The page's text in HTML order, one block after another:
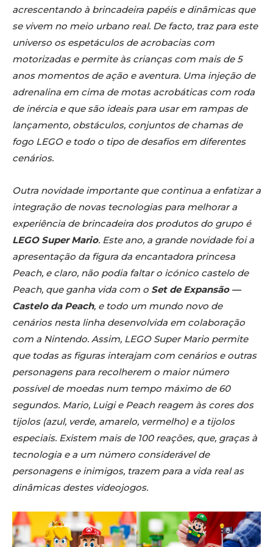
acrescentando à brincadeira papéis e dinâmicas que
se vivem no meio urbano real. De facto, traz para este
universo os espetáculos de acrobacias com
motorizadas e permite às crianças com mais de 5
anos momentos de ação e aventura. Uma injeção de
adrenalina em cima de motas acrobáticas com roda
de inércia e que são ideais para usar em rampas de
lançamento, obstáculos, conjuntos de chamas de
fogo LEGO e todo o tipo de desafios em diferentes
cenários.
Outra novidade importante que continua a enfatizar a
integração de novas tecnologias para melhorar a
experiência de brincadeira dos produtos do grupo é
LEGO Super Mario. Este ano, a grande novidade foi a
apresentação da figura da encantadora princesa
Peach, e claro, não podia faltar o icónico castelo de
Peach, que ganha vida com o Set de Expansão —
Castelo da Peach, e todo um mundo novo de
cenários nesta linha desenvolvida em colaboração
com a Nintendo. Assim, LEGO Super Mario permite
que todas as figuras interajam com cenários e outras
personagens para recolherem o maior número
possível de moedas num tempo máximo de 60
segundos. Mario, Luigi e Peach reagem às cores dos
tijolos (azul, verde, amarelo, vermelho) e a tijolos
especiais. Existem mais de 100 reações, que, graças à
tecnologia e a um número considerável de
personagens e inimigos, trazem para a vida real as
dinâmicas destes videojogos.